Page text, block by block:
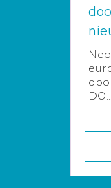
DO...